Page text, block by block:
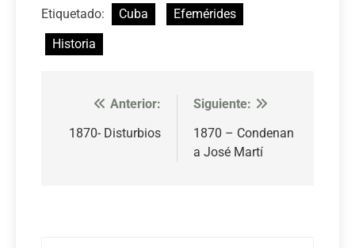
Etiquetado: Cuba
Efemérides
Historia
Navegación
de
Anterior:
1870- Disturbios
Siguiente:
1870 – Condenan
a José Martí